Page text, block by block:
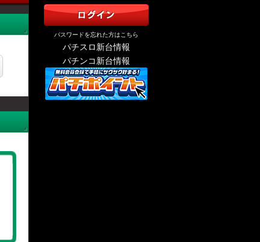
パスワードを忘れた方はこちら
パチスロ新台情報
パチンコ新台情報